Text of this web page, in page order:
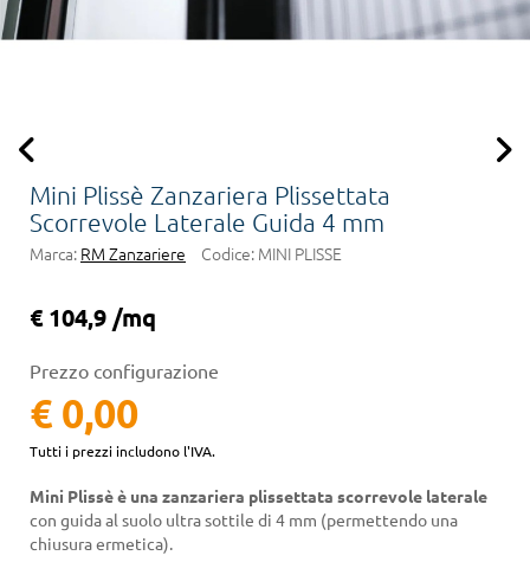
Mini Plissè Zanzariera Plissettata
Scorrevole Laterale Guida 4 mm
Marca: RM Zanzariere Codice: MINI PLISSE
€ 104,9 /mq
Prezzo configurazione
€ 0,00
Tutti i prezzi includono l'IVA.
Mini Plissè è una zanzariera plissettata scorrevole laterale
con guida al suolo ultra sottile di 4 mm (permettendo una
chiusura ermetica).